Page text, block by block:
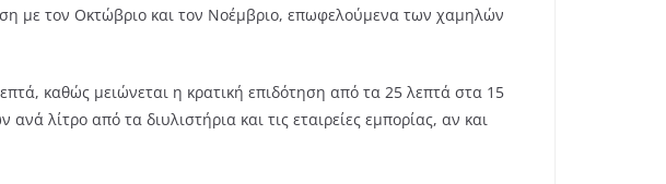
με τον Οκτώβριο και τον Νοέμβριο, επωφελούμενα των χαμηλών
καθώς μειώνεται η κρατική επιδότηση από τα 25 λεπτά στα 15
λίτρο από τα διυλιστήρια και τις εταιρείες εμπορίας, αν και